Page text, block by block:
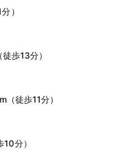
）
歩13分）
徒歩11分）
分）